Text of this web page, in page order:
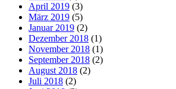
April 2019 (3)
März 2019 (5)
Januar 2019 (2)
Dezember 2018 (1)
November 2018 (1)
September 2018 (2)
August 2018 (2)
Juli 2018 (2)